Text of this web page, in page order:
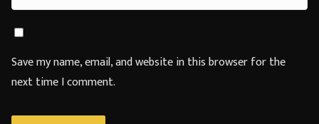
Save my name, email, and website in this browser for the
next time I comment.